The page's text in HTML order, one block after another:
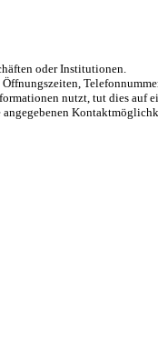
oder Institutionen.
nutzt, tut dies auf
angegebenen